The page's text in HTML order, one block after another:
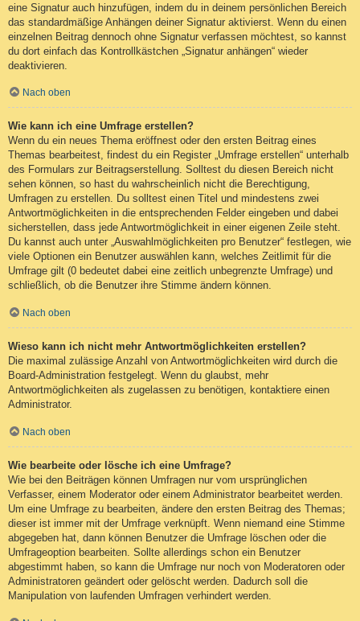
eine Signatur auch hinzufügen, indem du in deinem persönlichen Bereich
das standardmäßige Anhängen deiner Signatur aktivierst. Wenn du einen
einzelnen Beitrag dennoch ohne Signatur verfassen möchtest, so kannst
du dort einfach das Kontrollkästchen „Signatur anhängen“ wieder
deaktivieren.
Nach oben
Wie kann ich eine Umfrage erstellen?
Wenn du ein neues Thema eröffnest oder den ersten Beitrag eines
Themas bearbeitest, findest du ein Register „Umfrage erstellen“ unterhalb
des Formulars zur Beitragserstellung. Solltest du diesen Bereich nicht
sehen können, so hast du wahrscheinlich nicht die Berechtigung,
Umfragen zu erstellen. Du solltest einen Titel und mindestens zwei
Antwortmöglichkeiten in die entsprechenden Felder eingeben und dabei
sicherstellen, dass jede Antwortmöglichkeit in einer eigenen Zeile steht.
Du kannst auch unter „Auswahlmöglichkeiten pro Benutzer“ festlegen, wie
viele Optionen ein Benutzer auswählen kann, welches Zeitlimit für die
Umfrage gilt (0 bedeutet dabei eine zeitlich unbegrenzte Umfrage) und
schließlich, ob die Benutzer ihre Stimme ändern können.
Nach oben
Wieso kann ich nicht mehr Antwortmöglichkeiten erstellen?
Die maximal zulässige Anzahl von Antwortmöglichkeiten wird durch die
Board-Administration festgelegt. Wenn du glaubst, mehr
Antwortmöglichkeiten als zugelassen zu benötigen, kontaktiere einen
Administrator.
Nach oben
Wie bearbeite oder lösche ich eine Umfrage?
Wie bei den Beiträgen können Umfragen nur vom ursprünglichen
Verfasser, einem Moderator oder einem Administrator bearbeitet werden.
Um eine Umfrage zu bearbeiten, ändere den ersten Beitrag des Themas;
dieser ist immer mit der Umfrage verknüpft. Wenn niemand eine Stimme
abgegeben hat, dann können Benutzer die Umfrage löschen oder die
Umfrageoption bearbeiten. Sollte allerdings schon ein Benutzer
abgestimmt haben, so kann die Umfrage nur noch von Moderatoren oder
Administratoren geändert oder gelöscht werden. Dadurch soll die
Manipulation von laufenden Umfragen verhindert werden.